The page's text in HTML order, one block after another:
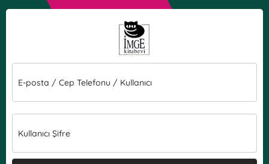
E-posta / Cep Telefonu / Kullanıcı
Kullanıcı Şifre